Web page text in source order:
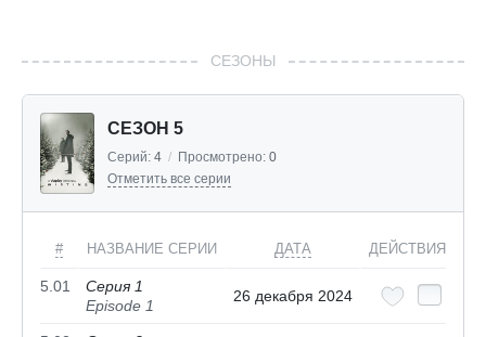
СЕЗОНЫ
СЕЗОН 5
Серий: 4 / Просмотрено: 0
Отметить все серии
# НАЗВАНИЕ СЕРИИ ДАТА ДЕЙСТВИЯ
5.01
Серия 1
Episode 1
26 декабря 2024